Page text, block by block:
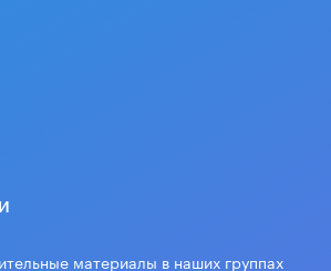
материалы в наших группах